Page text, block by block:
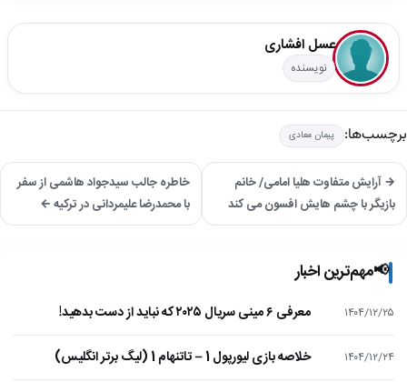
عسل افشاری
نویسنده
برچسب‌ها: پیمان معادی
→ آرایش متفاوت هلیا امامی/ خانم
بازیگر با چشم هایش افسون می کند
خاطره جالب سیدجواد هاشمی از سفر
با محمدرضا علیمردانی در ترکیه ←
📢مهم‌ترین اخبار
۱۴۰۴/۱۲/۲۵ معرفی ۶ مینی سریال ۲۰۲۵ که نباید از دست بدهید!
۱۴۰۴/۱۲/۲۴ خلاصه بازی لیورپول 1 – تاتنهام 1 (لیگ برتر انگلیس)